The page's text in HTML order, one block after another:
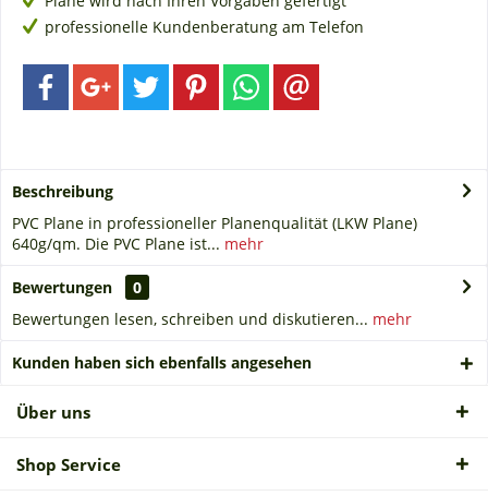
professionelle Kundenberatung am Telefon
Beschreibung
PVC Plane in professioneller Planenqualität (LKW Plane)
640g/qm. Die PVC Plane ist... mehr
Bewertungen
0
Bewertungen lesen, schreiben und diskutieren... mehr
Kunden haben sich ebenfalls angesehen
Über uns
Shop Service